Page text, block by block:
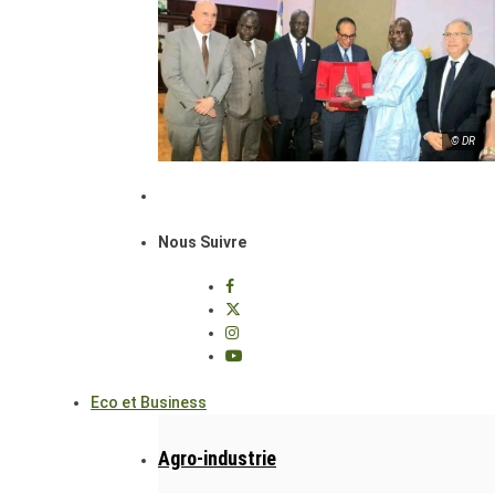
© DR
Nous Suivre
Eco et Business
Agro-industrie